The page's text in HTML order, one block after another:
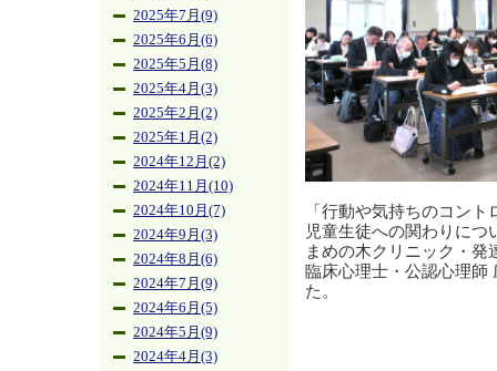
2025年7月(9)
2025年6月(6)
2025年5月(8)
2025年4月(3)
2025年2月(2)
2025年1月(2)
2024年12月(2)
2024年11月(10)
2024年10月(7)
2024年9月(3)
2024年8月(6)
2024年7月(9)
2024年6月(5)
2024年5月(9)
2024年4月(3)
「行動や気持ちのコン
児童生徒への関わりにつ
まめの木クリニック・発
臨床心理士・公認心理師
た。